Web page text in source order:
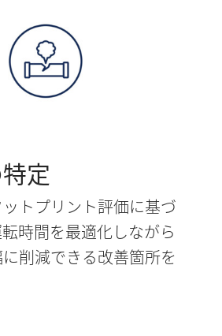
定
トプリント評価に基づ
時間を最適化しながら
削減できる改善箇所を